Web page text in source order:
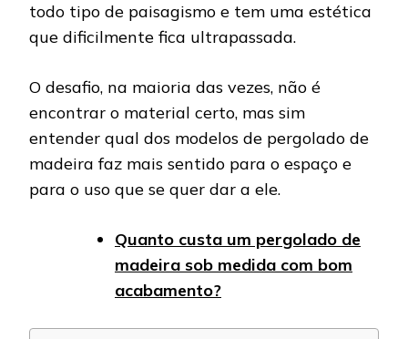
todo tipo de paisagismo e tem uma estética
que dificilmente fica ultrapassada.
O desafio, na maioria das vezes, não é
encontrar o material certo, mas sim
entender qual dos modelos de pergolado de
madeira faz mais sentido para o espaço e
para o uso que se quer dar a ele.
Quanto custa um pergolado de
madeira sob medida com bom
acabamento?